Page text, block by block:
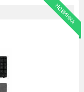
НОВИНКА